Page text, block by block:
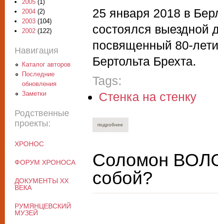
25 января 2018 в
состоялся выездной
посвященный 80-
Бертольта Брехта.
Tags:
Стенка на стенку
подробнее
Соломон
собой?
2005 (1)
2004 (2)
2003 (104)
2002 (122)
Навигация
Каталог авторов
Последние
обновления
Заметки
Родственные
проекты:
ХРОНОС
ФОРУМ ХРОНОСА
ДОКУМЕНТЫ XX
ВЕКА
РУМЯНЦЕВСКИЙ
МУЗЕЙ